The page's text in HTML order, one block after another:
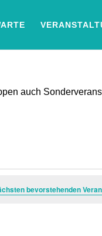
auch
bevorstehenden